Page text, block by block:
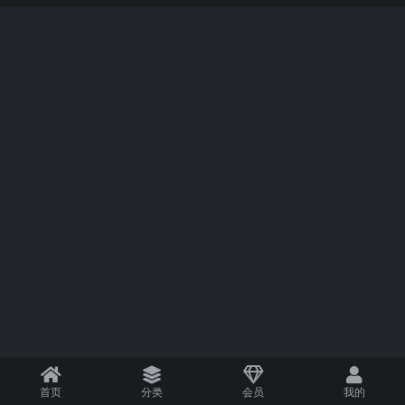
首页 分类 会员 我的